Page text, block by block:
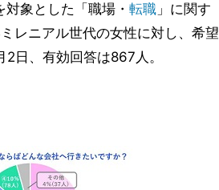
対象とした「職場・ 転職 」に関す
レニアル世代の女性に対し、希望
日、有効回答は867人。